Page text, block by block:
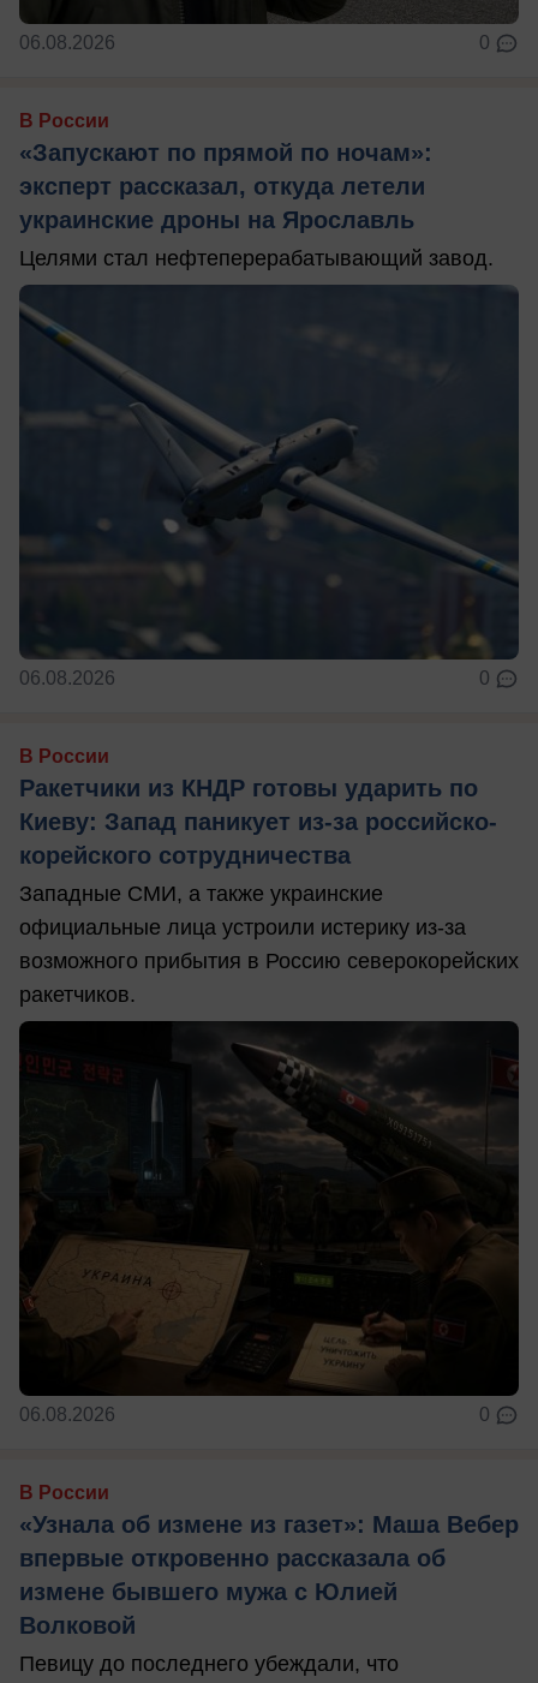
06.08.2026 0
В России
«Запускают по прямой по ночам»:
эксперт рассказал, откуда летели
украинские дроны на Ярославль
Целями стал нефтеперерабатывающий завод.
06.08.2026 0
В России
Ракетчики из КНДР готовы ударить по
Киеву: Запад паникует из-за российско-
корейского сотрудничества
Западные СМИ, а также украинские
официальные лица устроили истерику из-за
возможного прибытия в Россию северокорейских
ракетчиков.
06.08.2026 0
В России
«Узнала об измене из газет»: Маша Вебер
впервые откровенно рассказала об
измене бывшего мужа с Юлией
Волковой
Певицу до последнего убеждали, что